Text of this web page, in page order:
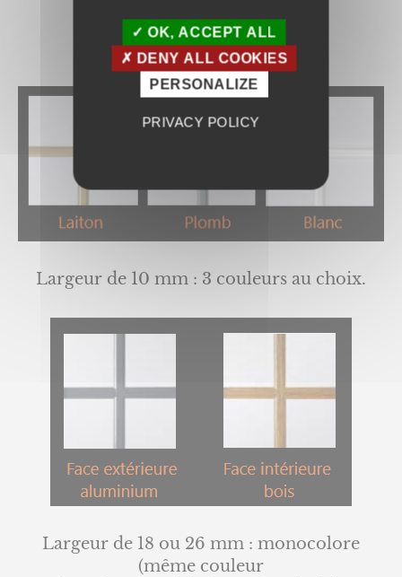
Intégrés dans le vitrage
Largeur de 10 mm : 3 couleurs au choix.
Largeur de 18 ou 26 mm : monocolore
(même couleur
OK, ACCEPT ALL
DENY ALL COOKIES
PERSONALIZE
PRIVACY POLICY